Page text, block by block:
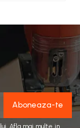
Afla mai multe in